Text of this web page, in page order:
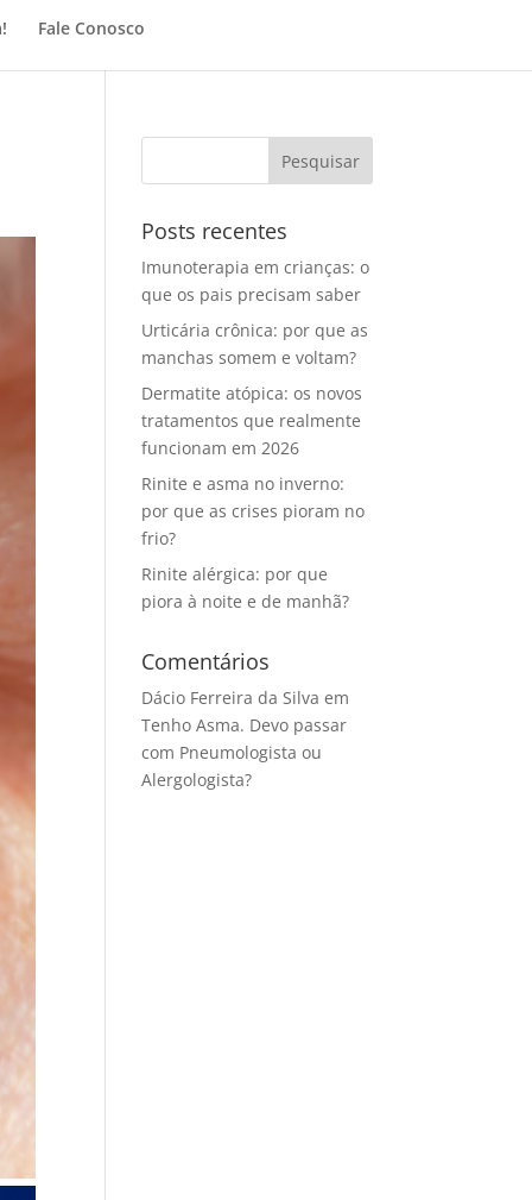
Fale Conosco
Posts recentes
Imunoterapia em crianças: o
que os pais precisam saber
Urticária crônica: por que as
manchas somem e voltam?
Dermatite atópica: os novos
tratamentos que realmente
funcionam em 2026
Rinite e asma no inverno:
por que as crises pioram no
frio?
Rinite alérgica: por que
piora à noite e de manhã?
Comentários
Dácio Ferreira da Silva em
Tenho Asma. Devo passar
com Pneumologista ou
Alergologista?